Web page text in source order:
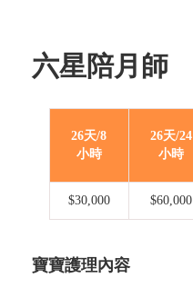
六星陪月師
26天/8
小時
26天/24
小時
$30,000 $60,000
寶寶護理內容